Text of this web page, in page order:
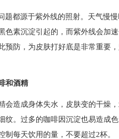
题都源于紫外线的照射。天气慢
色素沉淀引起的，而紫外线会加
预防，为皮肤打好底是非常重要
和酒精
会造成身体失水，皮肤变的干燥
纹。过多的咖啡因沉淀也易造成
制每天饮用的量，不要超过2杯。